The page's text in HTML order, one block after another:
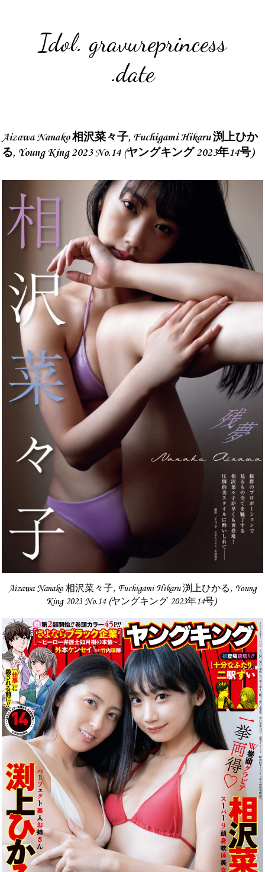
Idol. gravureprincess
.date
Aizawa Nanako 相沢菜々子, Fuchigami Hikaru 渕上ひか
る, Young King 2023 No.14 (ヤングキング 2023年14号)
Aizawa Nanako 相沢菜々子, Fuchigami Hikaru 渕上ひかる, Young
King 2023 No.14 (ヤングキング 2023年14号)